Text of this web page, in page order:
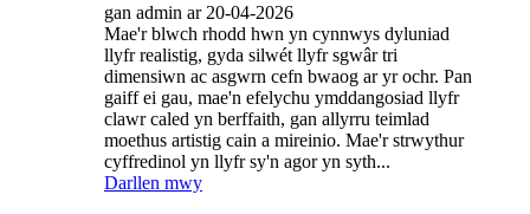
gan admin ar 20-04-2026
Mae'r blwch rhodd hwn yn cynnwys dyluniad
llyfr realistig, gyda silwét llyfr sgwâr tri
dimensiwn ac asgwrn cefn bwaog ar yr ochr. Pan
gaiff ei gau, mae'n efelychu ymddangosiad llyfr
clawr caled yn berffaith, gan allyrru teimlad
moethus artistig cain a mireinio. Mae'r strwythur
cyffredinol yn llyfr sy'n agor yn syth...
Darllen mwy